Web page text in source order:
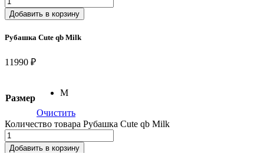
Добавить в корзину
Рубашка Cute qb Milk
11990 ₽
Размер
M
Очистить
Количество товара Рубашка Cute qb Milk
Добавить в корзину